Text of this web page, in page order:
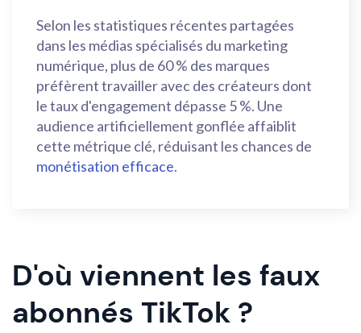
Selon les statistiques récentes partagées
dans les médias spécialisés du marketing
numérique, plus de 60 % des marques
préfèrent travailler avec des créateurs dont
le taux d'engagement dépasse 5 %. Une
audience artificiellement gonflée affaiblit
cette métrique clé, réduisant les chances de
monétisation efficace.
D'où viennent les faux
abonnés TikTok ?